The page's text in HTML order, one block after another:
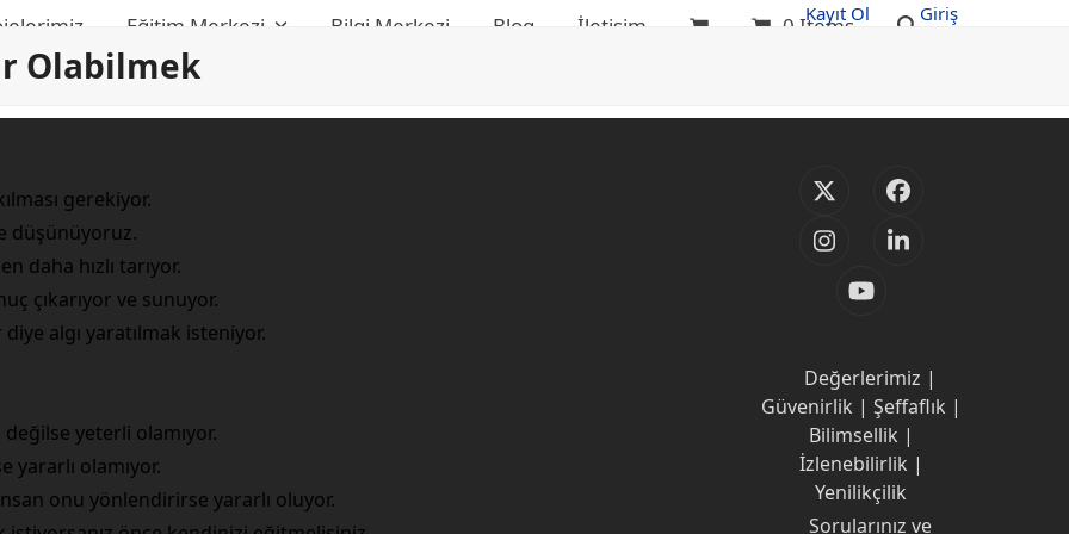
Kayıt Ol Giriş
Eğitim Merkezi Bilgi Merkezi Blog İletişim 0 Items
Olabilmek
gerekiyor.
düşünüyoruz.
daha hızlı tarıyor.
çıkarıyor ve sunuyor.
algı yaratılmak isteniyor.
yeterli olamıyor.
yararlı olamıyor.
onu yönlendirirse yararlı oluyor.
Twitter
(deprecated)
Facebook
InstagramLinkedIn
YouTube
Değerlerimiz |
Güvenirlik | Şeffaflık |
Bilimsellik |
İzlenebilirlik |
Yenilikçilik
Sorularınız ve